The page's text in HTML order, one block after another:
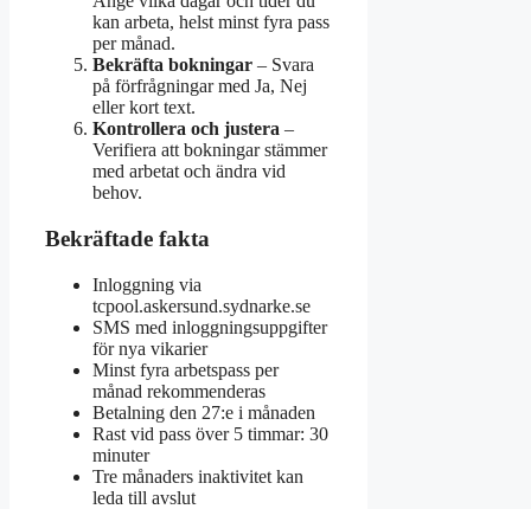
kan arbeta, helst minst fyra pass
per månad.
Bekräfta bokningar – Svara
på förfrågningar med Ja, Nej
eller kort text.
Kontrollera och justera –
Verifiera att bokningar stämmer
med arbetat och ändra vid
behov.
Bekräftade fakta
Inloggning via
tcpool.askersund.sydnarke.se
SMS med inloggningsuppgifter
för nya vikarier
Minst fyra arbetspass per
månad rekommenderas
Betalning den 27:e i månaden
Rast vid pass över 5 timmar: 30
minuter
Tre månaders inaktivitet kan
leda till avslut